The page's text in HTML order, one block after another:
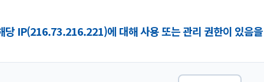
당 IP(216.73.216.221)에 대해 사용 또는 관리 권한이 있음